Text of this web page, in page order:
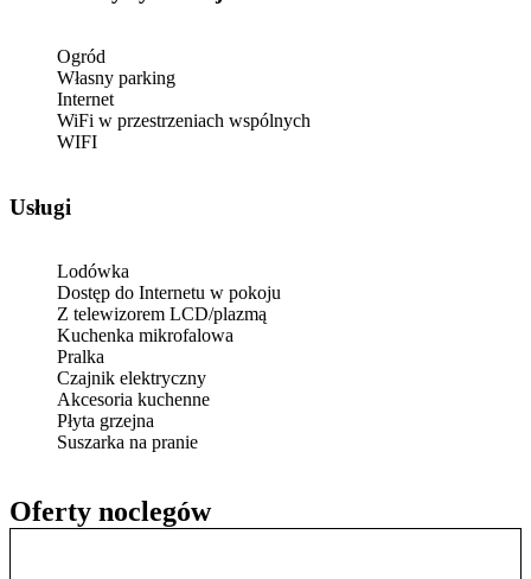
Oferty noclegów
Ogród
Własny parking
Internet
WiFi w przestrzeniach wspólnych
WIFI
Usługi
Lodówka
Dostęp do Internetu w pokoju
Z telewizorem LCD/plazmą
Kuchenka mikrofalowa
Pralka
Czajnik elektryczny
Akcesoria kuchenne
Płyta grzejna
Suszarka na pranie